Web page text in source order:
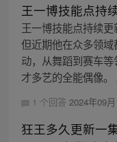
王一博技能点持
王一博技能点持续更
但近期他在众多领
动，从舞蹈到赛车
才多艺的全能偶像
1 个回答 2024年09
狂王多久更新一